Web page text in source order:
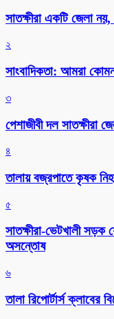
সাতক্ষীরা একটি জেলা
২
সাংবাদিকতা: আমরা
৩
পেশাজীবী দল সাতক্ষীরা
৪
তালায় বজ্রপাতে কৃষক
৫
সাতক্ষীরা-ভেটখালী সড়ক
অসন্তোষ
৬
‎তালা রিপোর্টার্স ক্লাবের